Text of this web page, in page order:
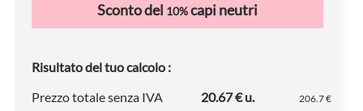
Sconto del 10%capi neutri
Risultato del tuo calcolo :
Prezzo totale senza IVA
20.67 € u. 206.7 €